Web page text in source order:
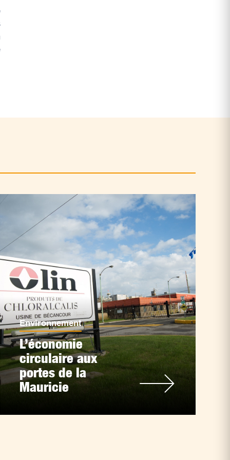
Environnement
L’économie
circulaire aux
portes de la
Mauricie